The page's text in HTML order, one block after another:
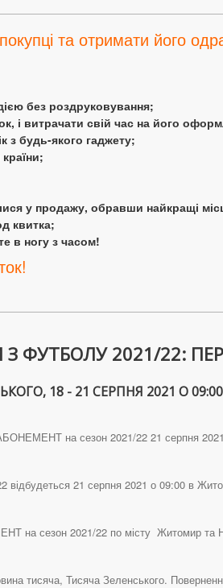
та отримати його
без роздруковування;
і витрачати свій час на його
з будь-якого гаджету;
у продажу, обравши найкращі
квитка;
в ногу з часом!
ФУТБОЛУ 2021/22:
18 - 21 СЕРПНЯ 2021 О 09:00
на сезон 2021/22 21 серпня
21 серпня 2021 о 09:00 в
на сезон 2021/22 по місту Житомир та
тисяча, Тисяча Зеленського.